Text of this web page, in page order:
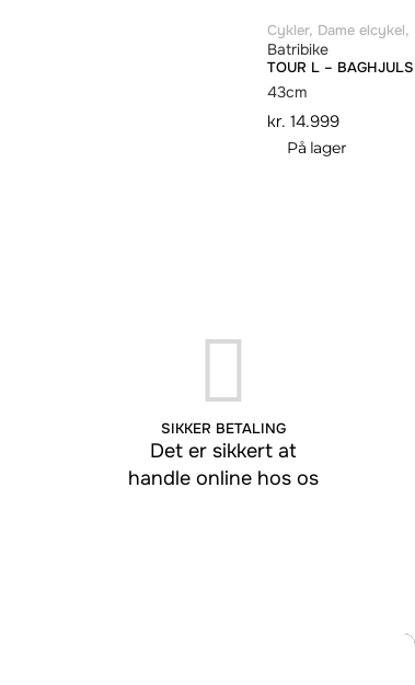
Cykler, Dame elcykel,
Batribike
TOUR L –
43cm
kr. 14.999
På lager
SIKKER BETALING
Det er sikkert at
handle online hos os